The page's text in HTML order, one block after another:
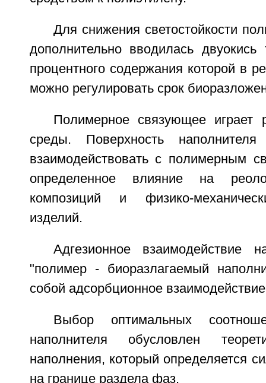
Для снижения светостойкости
дополнительно вводилась двуокись
процентного содержания которой в
можно регулировать срок
Полимерное связующее играет
среды. Поверхность
взаимодействовать с полимерным
определенное влияние на
композиций и физико-
изделий.
Адгезионное взаимодействие
"полимер - биоразлагаемый
собой адсорбционное
Выбор оптимальных
наполнителя обусловлен
наполнения, который определяется
на границе раздела фаз.